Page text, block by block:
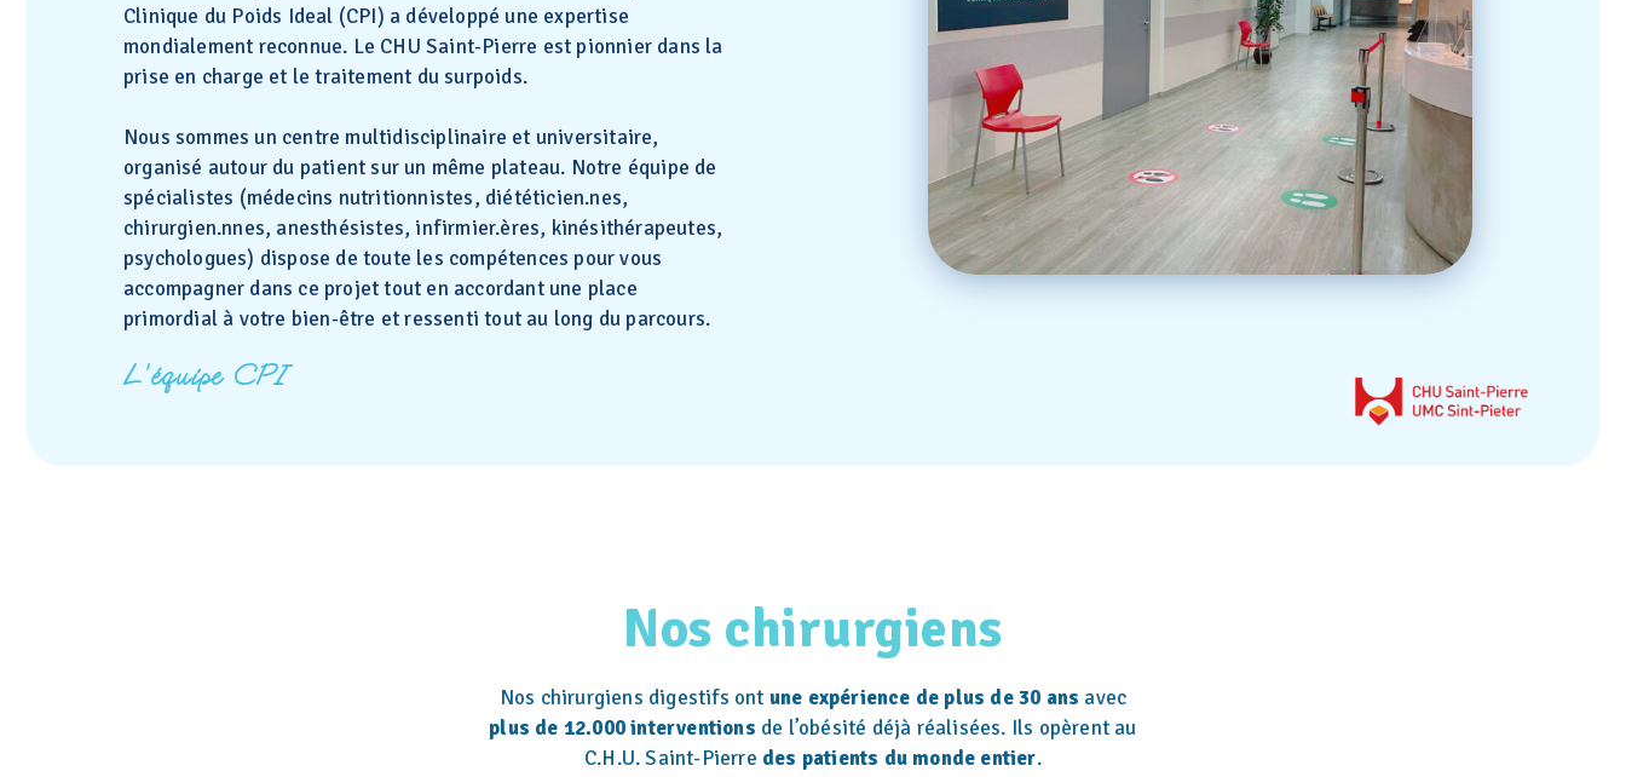
Clinique du Poids Ideal (CPI) a développé une expertise
mondialement reconnue. Le CHU Saint-Pierre est pionnier dans la
prise en charge et le traitement du surpoids.
Nous sommes un centre multidisciplinaire et universitaire,
organisé autour du patient sur un même plateau. Notre équipe de
spécialistes (médecins nutritionnistes, diététicien.nes,
chirurgien.nnes, anesthésistes, infirmier.ères, kinésithérapeutes,
psychologues) dispose de toute les compétences pour vous
accompagner dans ce projet tout en accordant une place
primordial à votre bien-être et ressenti tout au long du parcours.
L’équipe CPI
Nos chirurgiens
Nos chirurgiens digestifs ont une expérience de plus de 30 ans avec
plus de 12.000 interventions de l’obésité déjà réalisées. Ils opèrent au
C.H.U. Saint-Pierre des patients du monde entier.